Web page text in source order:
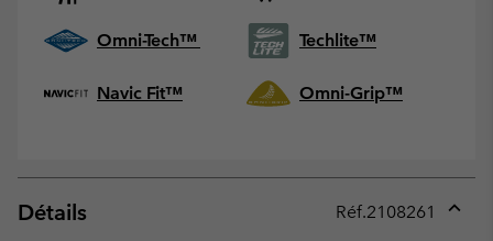
Omni-Tech™ Techlite™
Navic Fit™ Omni-Grip™
Détails Réf.2108261